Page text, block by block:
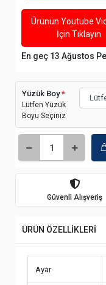
Ürünün Youtube
İçin Tıklayın
En geç 13 Ağustos
Yüzük Boy*
Lütfen Yüzük
Boyu Seçiniz
Güvenli Alışveriş
ÜRÜN ÖZELLİKLERİ
Ayar